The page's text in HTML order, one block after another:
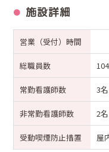
施設詳細
営業（受付）時間
総職員数
常勤看護師数 3名
非常勤看護師数 2名
受動喫煙防止措置 屋